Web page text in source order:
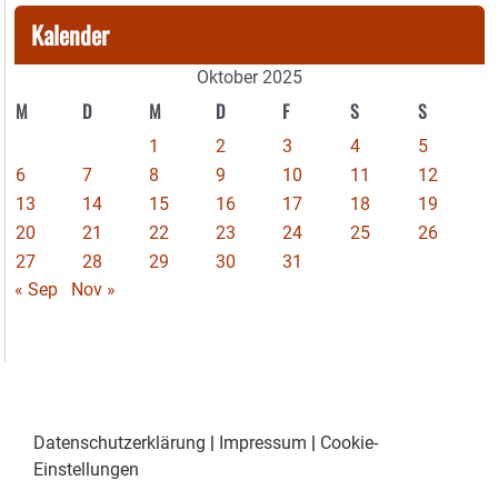
Kalender
Oktober 2025
M D M D F S S
1 2 3 4
5
6
7 8 9 10 11
12
13
14 15 16 17 18
19
20
21 22 23 24 25
26
27
28 29 30
31
« Sep
Nov »
Datenschutzerklärung | Impressum | Cookie-
Einstellungen